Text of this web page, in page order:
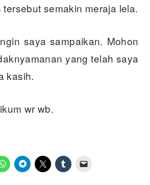
semakin meraja lela.
saya sampaikan. Mohon
yang telah saya
kasih.
wr wb.